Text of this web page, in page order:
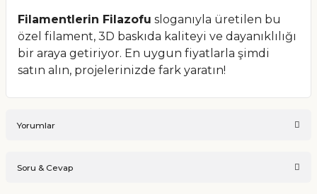
Filamentlerin Filazofu sloganıyla üretilen bu
özel filament, 3D baskıda kaliteyi ve dayanıklılığı
bir araya getiriyor. En uygun fiyatlarla şimdi
satın alın, projelerinizde fark yaratın!
Yorumlar
Soru & Cevap